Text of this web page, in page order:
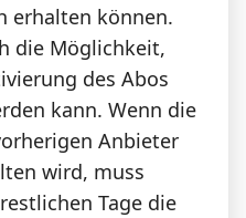
erhalten können.
die Möglichkeit,
des Abos
kann. Wenn die
Anbieter
wird, muss
Tage die